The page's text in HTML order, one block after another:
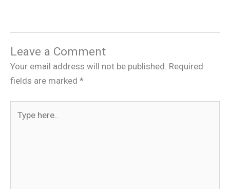
Leave a Comment
Your email address will not be published. Required
fields are marked *
here..